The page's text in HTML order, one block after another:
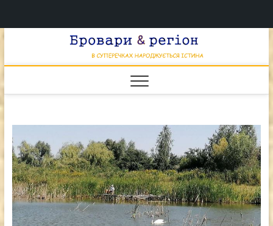
Перейти
&
НАРОДЖУЄТЬСЯ